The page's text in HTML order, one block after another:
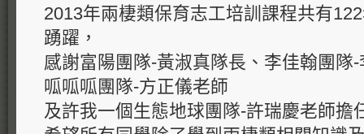
2013年兩棲類保育志工培訓課程共有
踴躍，
感謝富陽團隊-黃淑真隊長、李佳翰團隊
呱呱呱團隊-方正儀老師
及許我一個生態地球團隊-許瑞慶老師擔